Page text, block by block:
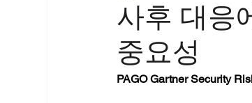
사후 대응
중요성
PAGO Gartner Security